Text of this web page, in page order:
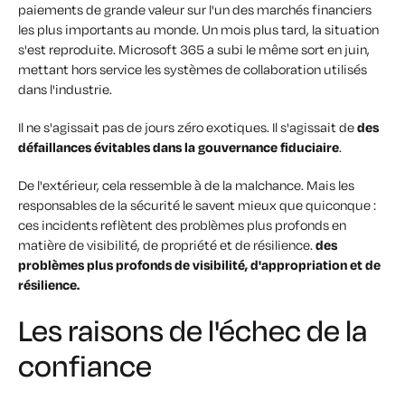
paiements de grande valeur sur l'un des marchés financiers
les plus importants au monde. Un mois plus tard, la situation
s'est reproduite. Microsoft 365 a subi le même sort en juin,
mettant hors service les systèmes de collaboration utilisés
dans l'industrie.
Il ne s'agissait pas de jours zéro exotiques. Il s'agissait dedes
défaillances évitables dans la gouvernance fiduciaire.
De l'extérieur, cela ressemble à de la malchance. Mais les
responsables de la sécurité le savent mieux que quiconque :
ces incidents reflètent des problèmes plus profonds en
matière de visibilité, de propriété et de résilience.des
problèmes plus profonds de visibilité, d'appropriation et de
résilience.
Les raisons de l'échec de la
confiance